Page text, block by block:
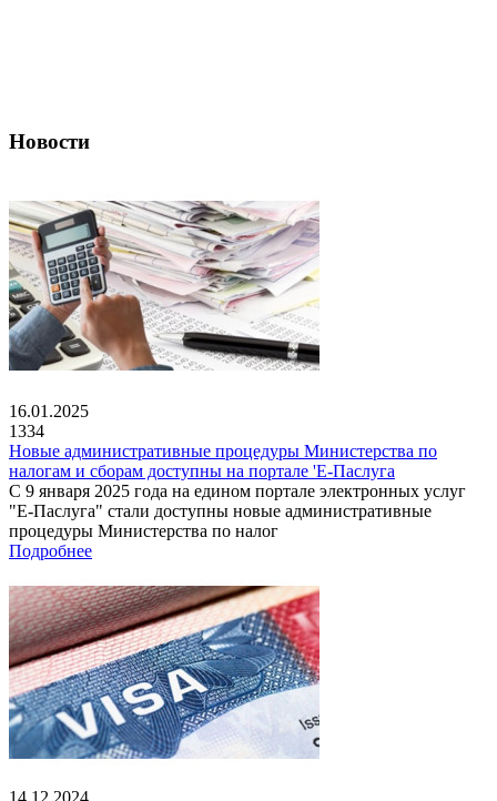
Новости
16.01.2025
1334
Новые административные процедуры Министерства по
налогам и сборам доступны на портале 'Е-Паслуга
С 9 января 2025 года на едином портале электронных услуг
"Е-Паслуга" стали доступны новые административные
процедуры Министерства по налог
Подробнее
14.12.2024